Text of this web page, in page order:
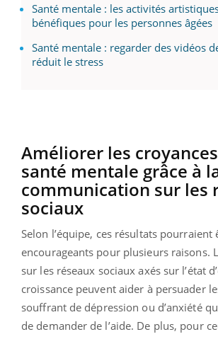
Santé mentale : les activités
bénéfiques pour les personnes âgées
Santé mentale : regarder des vidéos
réduit le stress
Améliorer les
santé mentale grâce à
communication sur les
sociaux
Selon l’équipe, ces résultats pourraient
encourageants pour plusieurs raisons.
sur les réseaux sociaux axés sur l’état
croissance peuvent aider à persuader
souffrant de dépression ou d’anxiété
de demander de l’aide. De plus, pour